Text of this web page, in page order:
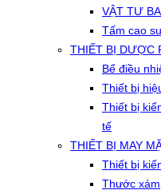
VẬT TƯ
Tấm cao su
THIẾT BỊ DƯỢC
Bể điều
Thiết bị
Thiết bị
tế
THIẾT BỊ MAY
Thiết bị
Thước xám